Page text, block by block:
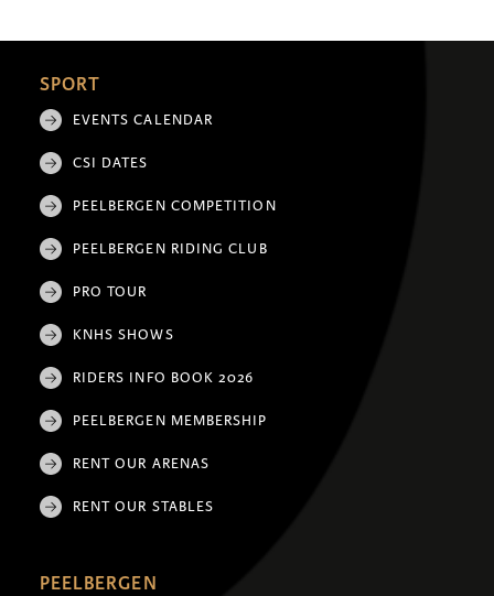
SPORT
EVENTS CALENDAR
CSI DATES
PEELBERGEN COMPETITION
PEELBERGEN RIDING CLUB
PRO TOUR
KNHS SHOWS
RIDERS INFO BOOK 2026
PEELBERGEN MEMBERSHIP
RENT OUR ARENAS
RENT OUR STABLES
PEELBERGEN